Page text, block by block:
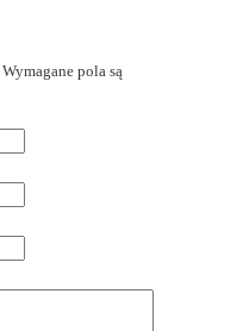
Wymagane pola są